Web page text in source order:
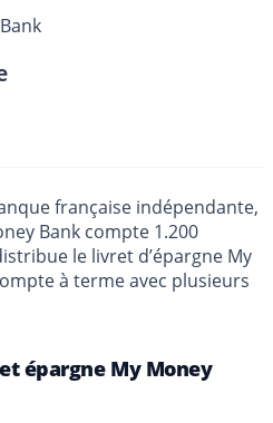
française indépendante,
Bank compte 1.200
le livret d’épargne My
à terme avec plusieurs
épargne My Money